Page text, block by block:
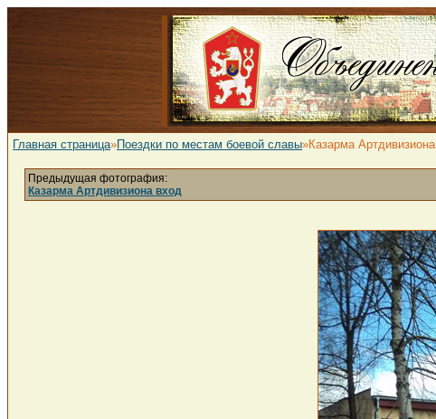
Главная страница»Поездки по местам боевой славы»Казарма Артдивизиона
Предыдущая фотография:
Казарма Артдивизиона вход